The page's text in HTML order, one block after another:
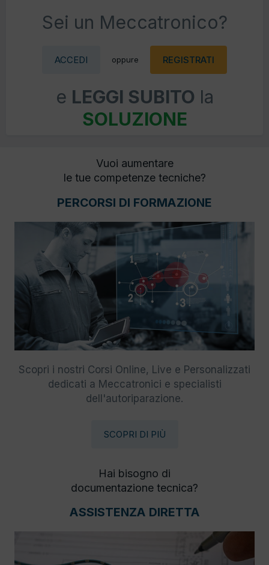
Sei un Meccatronico?
ACCEDI oppure REGISTRATI
e LEGGI SUBITO la
SOLUZIONE
Vuoi aumentare
le tue competenze tecniche?
PERCORSI DI FORMAZIONE
Scopri i nostri Corsi Online, Live e Personalizzati
dedicati a Meccatronici e specialisti
dell'autoriparazione.
SCOPRI DI PIÙ
Hai bisogno di
documentazione tecnica?
ASSISTENZA DIRETTA